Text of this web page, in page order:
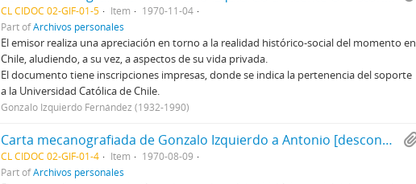
CL CIDOC 02-GIF-01-5 Item
1970-11-04
Part ofArchivos personales
El emisor realiza una apreciación en torno a la realidad histórico-social del momento en
Chile, aludiendo, a su vez, a aspectos de su vida privada.
El documento tiene inscripciones impresas, donde se indica la pertenencia del soporte
a la Universidad Católica de Chile.
Gonzalo Izquierdo Fernández (1932-1990)
Carta mecanografiada de Gonzalo Izquierdo a Antonio [desconocido] con motivo de entregar un análisis de la situación social, histórica y política en Chile
CL CIDOC 02-GIF-01-4 Item
1970-08-09
Part ofArchivos personales